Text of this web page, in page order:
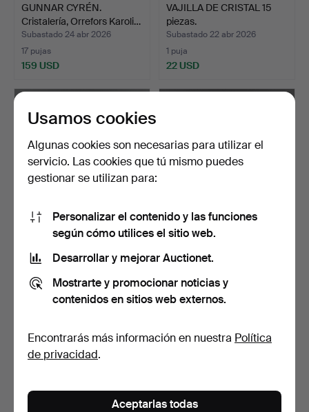
GUNNAR CYRÉN.
Cristalería, Orrefors Karoli…
Subastado 24 abr 2026
17 pujas
159 USD
VAJILLA DE CRISTAL 15
piezas.
Subastado 22 abr 2026
1 puja
22 USD
Cristal SERVIS,
monograma de Gustav III.
Subastado 18 abr 2026
1 puja
22 USD
SERVICIO DE VIDRIO
Reijmyre «Swedish Old».
11 pujas
201 USD
Usamos cookies
Algunas cookies son necesarias para utilizar el
servicio. Las cookies que tú mismo puedes
gestionar se utilizan para:
Personalizar el contenido y las funciones
según cómo utilices el sitio web.
Desarrollar y mejorar Auctionet.
Mostrarte y promocionar noticias y
contenidos en sitios web externos.
Encontrarás más información en nuestra Política
de privacidad.
Aceptarlas todas